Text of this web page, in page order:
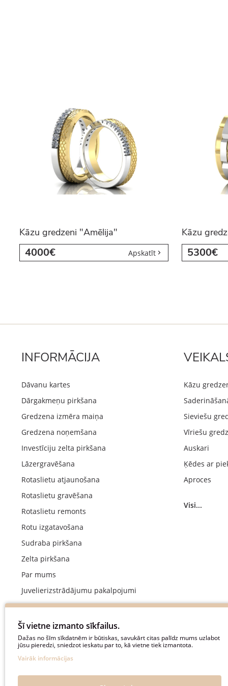
Kāzu gredzeni "Amēlija"
4000€ Apskatīt
Kāzu
5300€
INFORMĀCIJA
Dāvanu kartes
Dārgakmeņu pirkšana
Gredzena izmēra maiņa
Gredzena noņemšana
Investīciju zelta pirkšana
Lāzergravēšana
Rotaslietu atjaunošana
Rotaslietu gravēšana
Rotaslietu remonts
Rotu izgatavošana
Sudraba pirkšana
Zelta pirkšana
Par mums
Juvelierizstrādājumu pakalpojumi
Kāzu gredzenu ražošana
Saderināšanās gredzenu izgatavošana
Maksājums
Piegādes noteikumi un nosacījumi
Kāzu
Sieviešu
Vīriešu
Auskari
Ķēdes ar
Aproces
Visi...
Šī vietne izmanto sīkfailus.
Dažas no šīm sīkdatnēm ir būtiskas, savukārt citas palīdz mums uzlabot
jūsu pieredzi, sniedzot ieskatu par to, kā vietne tiek izmantota.
Vairāk informācijas